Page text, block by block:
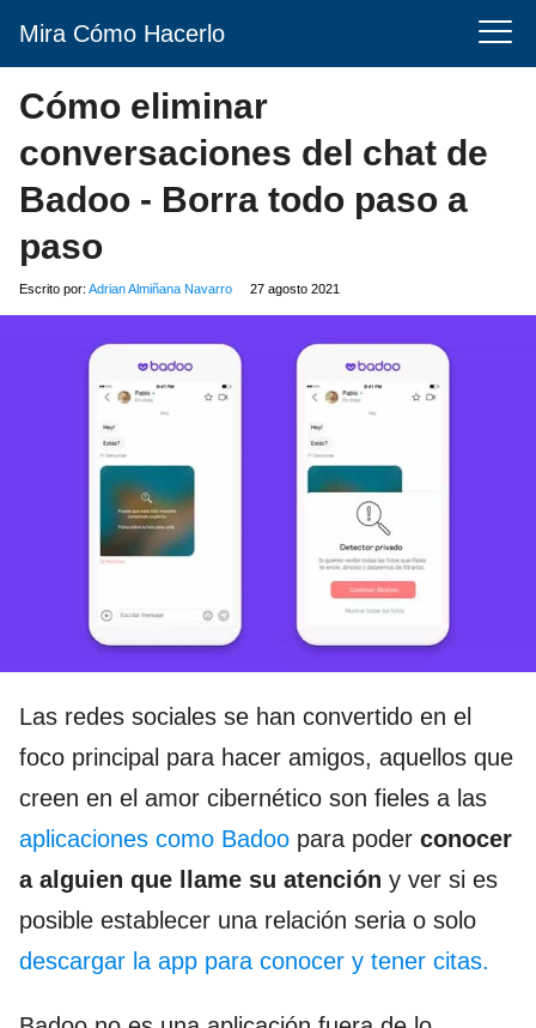
Mira Cómo Hacerlo
Cómo eliminar
conversaciones del chat de
Badoo - Borra todo paso a
paso
Escrito por: Adrian Almiñana Navarro 27 agosto 2021
Las redes sociales se han convertido en el
foco principal para hacer amigos, aquellos que
creen en el amor cibernético son fieles a las
aplicaciones como Badoo para poder conocer
a alguien que llame su atención y ver si es
posible establecer una relación seria o solo
descargar la app para conocer y tener citas.